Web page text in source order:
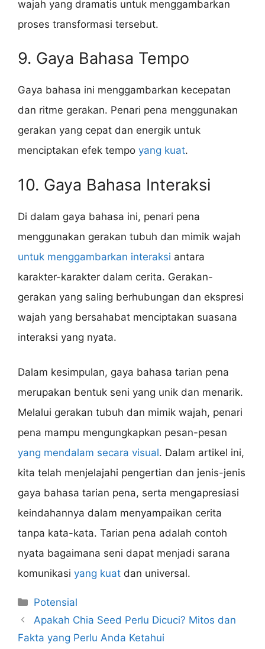
wajah yang dramatis untuk menggambarkan
proses transformasi tersebut.
9. Gaya Bahasa Tempo
Gaya bahasa ini menggambarkan kecepatan
dan ritme gerakan. Penari pena menggunakan
gerakan yang cepat dan energik untuk
menciptakan efek tempo yang kuat.
10. Gaya Bahasa Interaksi
Di dalam gaya bahasa ini, penari pena
menggunakan gerakan tubuh dan mimik wajah
untuk menggambarkan interaksi antara
karakter-karakter dalam cerita. Gerakan-
gerakan yang saling berhubungan dan ekspresi
wajah yang bersahabat menciptakan suasana
interaksi yang nyata.
Dalam kesimpulan, gaya bahasa tarian pena
merupakan bentuk seni yang unik dan menarik.
Melalui gerakan tubuh dan mimik wajah, penari
pena mampu mengungkapkan pesan-pesan
yang mendalam secara visual. Dalam artikel ini,
kita telah menjelajahi pengertian dan jenis-jenis
gaya bahasa tarian pena, serta mengapresiasi
keindahannya dalam menyampaikan cerita
tanpa kata-kata. Tarian pena adalah contoh
nyata bagaimana seni dapat menjadi sarana
komunikasi yang kuat dan universal.
Categories
Potensial
Apakah Chia Seed Perlu Dicuci? Mitos dan
Fakta yang Perlu Anda Ketahui